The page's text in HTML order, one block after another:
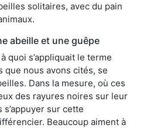
solitaires, avec du pain
abeille et une guêpe
quoi s’appliquait le terme
que nous avons cités, se
Dans la mesure, où ces
des rayures noires sur leur
sur cette
Beaucoup aiment à